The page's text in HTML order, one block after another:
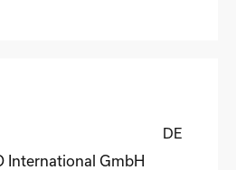
DE
International GmbH